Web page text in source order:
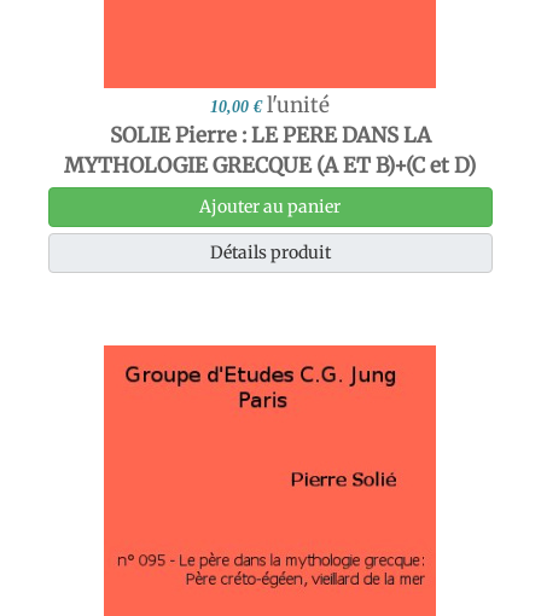
10,00 € l'unité
SOLIE Pierre : LE PERE DANS LA
MYTHOLOGIE GRECQUE (A ET B)+(C et D)
Ajouter au panier
Détails produit